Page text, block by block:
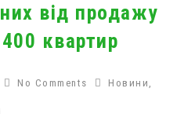
від продажу
квартир
No Comments Новини ,